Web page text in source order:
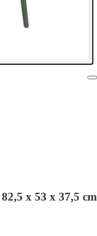
x 53 x 37,5 cm